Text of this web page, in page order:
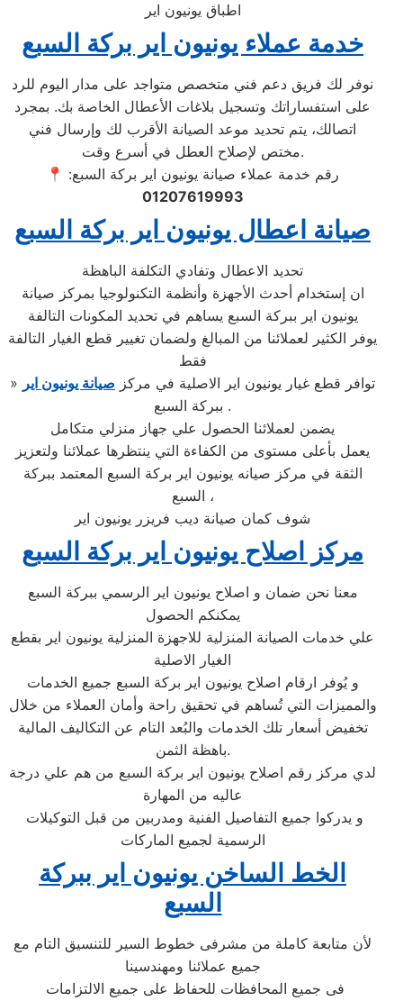
اطباق يونيون اير
خدمة عملاء يونيون اير بركة السبع
نوفر لك فريق دعم فني متخصص متواجد على مدار اليوم للرد
على استفساراتك وتسجيل بلاغات الأعطال الخاصة بك. بمجرد
اتصالك، يتم تحديد موعد الصيانة الأقرب لك وإرسال فني
مختص لإصلاح العطل في أسرع وقت.
📍 رقم خدمة عملاء صيانة يونيون اير بركة السبع:
01207619993
صيانة اعطال يونيون اير بركة السبع
تحديد الاعطال وتفادي التكلفة الباهظة
ان إستخدام أحدث الأجهزة وأنظمة التكنولوجيا بمركز صيانة
يونيون اير ببركة السبع يساهم في تحديد المكونات التالفة
يوفر الكثير لعملائنا من المبالغ ولضمان تغيير قطع الغيار التالفة
فقط
» توافر قطع غيار يونيون اير الاصلية في مركز صيانة يونيون اير
ببركة السبع .
يضمن لعملائنا الحصول علي جهاز منزلي متكامل
يعمل بأعلى مستوى من الكفاءة التي ينتظرها عملائنا ولتعزيز
الثقة في مركز صيانه يونيون اير بركة السبع المعتمد ببركة
السبع ،
شوف كمان صيانة ديب فريزر يونيون اير
مركز اصلاح يونيون اير بركة السبع
معنا نحن ضمان و اصلاح يونيون اير الرسمي ببركة السبع
يمكنكم الحصول
علي خدمات الصيانة المنزلية للاجهزة المنزلية يونيون اير بقطع
الغيار الاصلية
و يُوفر ارقام اصلاح يونيون اير بركة السبع جميع الخدمات
والمميزات التي تُساهم في تحقيق راحة وأمان العملاء من خلال
تخفيض أسعار تلك الخدمات والبُعد التام عن التكاليف المالية
باهظة الثمن.
لدي مركز رقم اصلاح يونيون اير بركة السبع من هم علي درجة
عاليه من المهارة
الرسمية لجميع الماركات
الخط الساخن يونيون اير ببركة
السبع
لأن متابعة كاملة من مشرفى خطوط السير للتنسيق التام مع
جميع عملائنا ومهندسينا
فى جميع المحافظات للحفاظ على جميع الالتزامات